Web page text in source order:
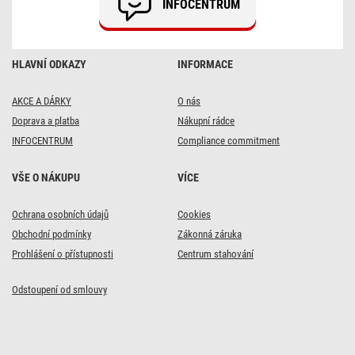
HLAVNÍ ODKAZY
AKCE A DÁRKY
Doprava a platba
INFOCENTRUM
INFORMACE
O nás
Nákupní rádce
Compliance commitment
VŠE O NÁKUPU
Ochrana osobních údajů
Obchodní podmínky
Prohlášení o přístupnosti
VÍCE
Cookies
Zákonná záruka
Centrum stahování
Odstoupení od smlouvy
INFOCENTRUM